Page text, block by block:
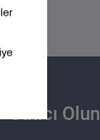
Satıcı Olun